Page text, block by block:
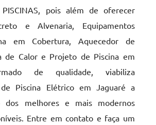
pois além de oferecer
e Alvenaria, Equipamentos
em Cobertura, Aquecedor de
de Calor e Projeto de Piscina em
de qualidade, viabiliza
Piscina Elétrico em Jaguaré a
melhores e mais modernos
Entre em contato e faça um